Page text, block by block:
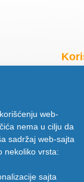
web-
nema u cilju da
sadržaj web-sajta
nekoliko vrsta:
sajta